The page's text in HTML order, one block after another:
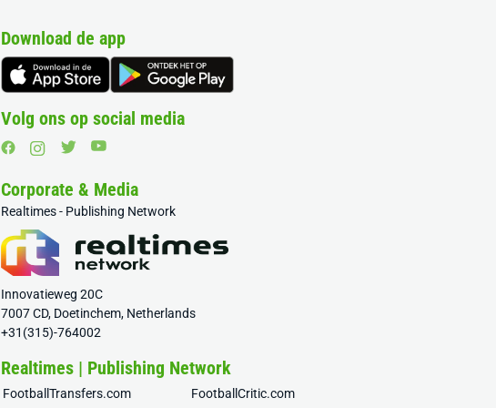
Download de app
Volg ons op social media
Corporate & Media
Realtimes - Publishing Network
Innovatieweg 20C
7007 CD, Doetinchem, Netherlands
+31(315)-764002
Realtimes | Publishing Network
FootballTransfers.com FootballCritic.com